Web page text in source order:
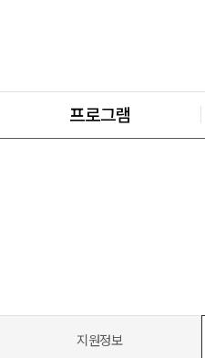
프로그램
지원정보